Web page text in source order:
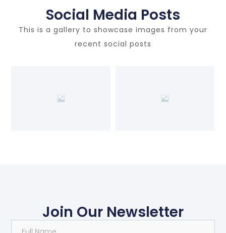
Social Media Posts
This is a gallery to showcase images from your
recent social posts
Join Our Newsletter